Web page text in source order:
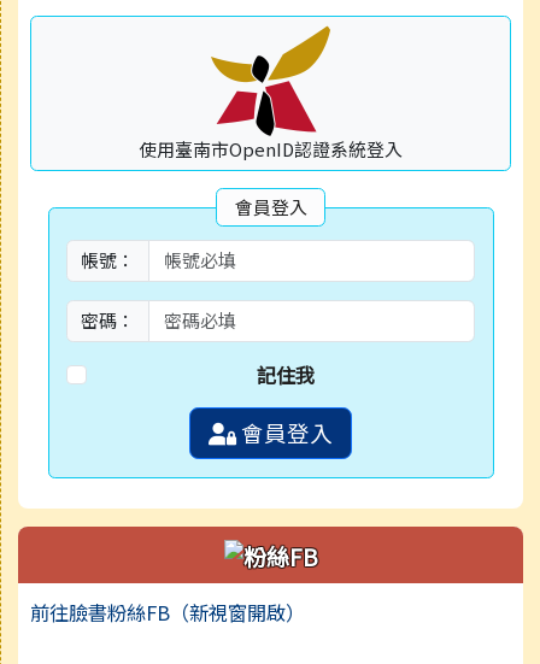
使用臺南市OpenID認證系統登入
會員登入
帳號：
密碼：
記住我
會員登入
前往臉書粉絲FB（新視窗開啟）